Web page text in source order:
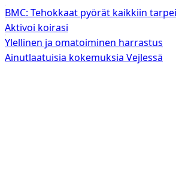
BMC: Tehokkaat pyörät kaikkiin
Aktivoi koirasi
Ylellinen ja omatoiminen harrastus
Ainutlaatuisia kokemuksia Vejlessä